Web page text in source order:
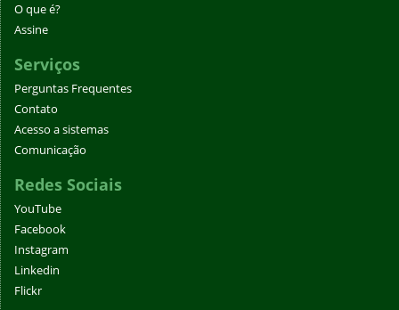
O que é?
Assine
Serviços
Perguntas Frequentes
Contato
Acesso a sistemas
Comunicação
Redes Sociais
YouTube
Facebook
Instagram
Linkedin
Flickr